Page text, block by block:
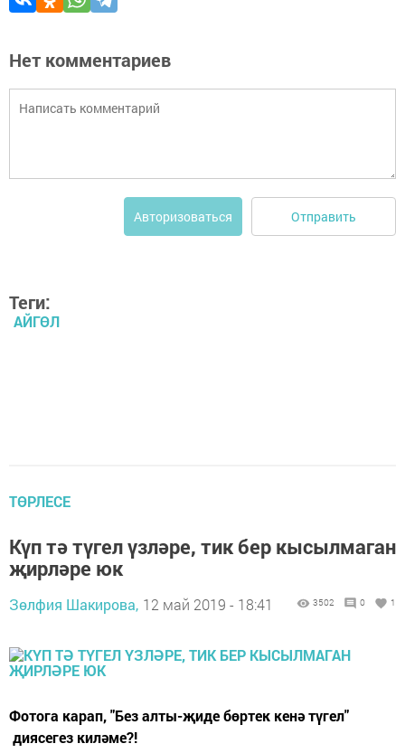
Нет комментариев
Авторизоваться Отправить
Теги:
АЙГӨЛ
ТӨРЛЕСЕ
Күп тә түгел үзләре, тик бер кысылмаган
җирләре юк
Зөлфия Шакирова, 12 май 2019 - 18:41 3502 0 1
Фотога карап, "Без алты-җиде бөртек кенә түгел"
диясегез киләме?!